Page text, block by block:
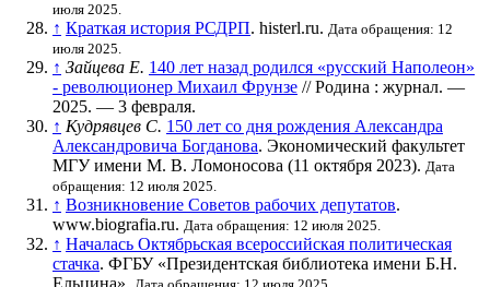
июля 2025.
↑ Краткая история РСДРП. histerl.ru. Дата обращения: 12
июля 2025.
↑ Зайцева Е. 140 лет назад родился «русский Наполеон»
- революционер Михаил Фрунзе // Родина : журнал. —
2025. — 3 февраля.
↑ Кудрявцев С. 150 лет со дня рождения Александра
Александровича Богданова. Экономический факультет
МГУ имени М. В. Ломоносова (11 октября 2023). Дата
обращения: 12 июля 2025.
↑ Возникновение Советов рабочих депутатов.
www.biografia.ru. Дата обращения: 12 июля 2025.
↑ Началась Октябрьская всероссийская политическая
стачка. ФГБУ «Президентская библиотека имени Б.Н.